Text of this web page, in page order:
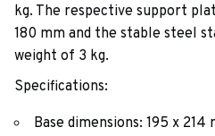
kg. The respective support
180 mm and the stable steel
weight of 3 kg.
Specifications:
Base dimensions: 195 x 214